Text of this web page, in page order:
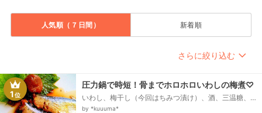
人気順（７日間） 新着順
さらに絞り込む
1位
圧力鍋で時短！骨までホロホロいわしの梅煮♡
いわし、梅干し（今回はちみつ漬け）、酒、三温糖、
醤油、みりん、水
by *kuuuma*